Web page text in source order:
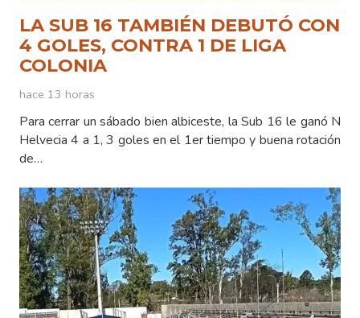
LA SUB 16 TAMBIÉN DEBUTÓ CON
4 GOLES, CONTRA 1 DE LIGA
COLONIA
hace 13 horas
Para cerrar un sábado bien albiceste, la Sub 16 le ganó N
Helvecia 4 a 1, 3 goles en el 1er tiempo y buena rotación
de…